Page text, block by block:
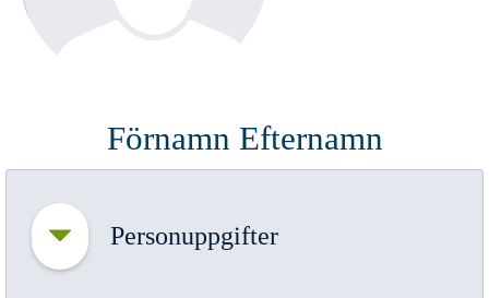
Klicka här för att ladda
upp en bild
Förnamn Efternamn
Personuppgifter